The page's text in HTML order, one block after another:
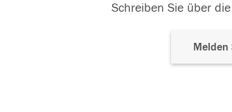
Schreiben Sie über
Melden